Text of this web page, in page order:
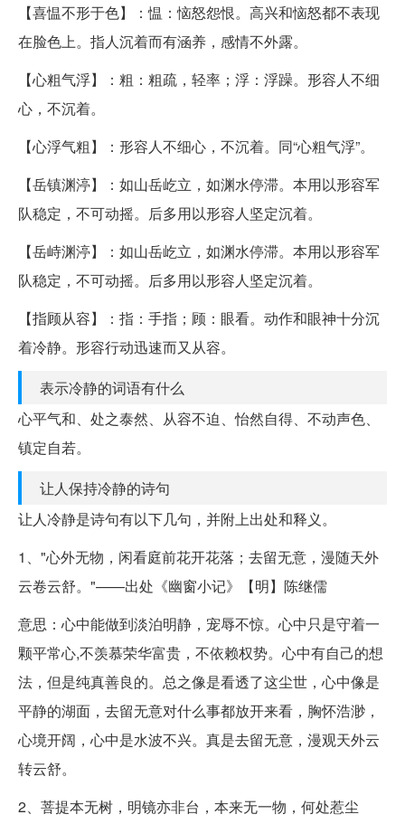
【喜愠不形于色】：愠：恼怒怨恨。高兴和恼怒都不表现
在脸色上。指人沉着而有涵养，感情不外露。
【心粗气浮】：粗：粗疏，轻率；浮：浮躁。形容人不细
心，不沉着。
【心浮气粗】：形容人不细心，不沉着。同“心粗气浮”。
【岳镇渊渟】：如山岳屹立，如渊水停滞。本用以形容军
队稳定，不可动摇。后多用以形容人坚定沉着。
【岳峙渊渟】：如山岳屹立，如渊水停滞。本用以形容军
队稳定，不可动摇。后多用以形容人坚定沉着。
【指顾从容】：指：手指；顾：眼看。动作和眼神十分沉
着冷静。形容行动迅速而又从容。
表示冷静的词语有什么
心平气和、处之泰然、从容不迫、怡然自得、不动声色、
镇定自若。
让人保持冷静的诗句
让人冷静是诗句有以下几句，并附上出处和释义。
1、"心外无物，闲看庭前花开花落；去留无意，漫随天外
云卷云舒。"——出处《幽窗小记》【明】陈继儒
意思：心中能做到淡泊明静，宠辱不惊。心中只是守着一
颗平常心,不羡慕荣华富贵，不依赖权势。心中有自己的想
法，但是纯真善良的。总之像是看透了这尘世，心中像是
平静的湖面，去留无意对什么事都放开来看，胸怀浩渺，
心境开阔，心中是水波不兴。真是去留无意，漫观天外云
转云舒。
2、菩提本无树，明镜亦非台，本来无一物，何处惹尘